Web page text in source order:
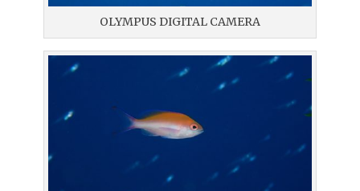
OLYMPUS DIGITAL CAMERA